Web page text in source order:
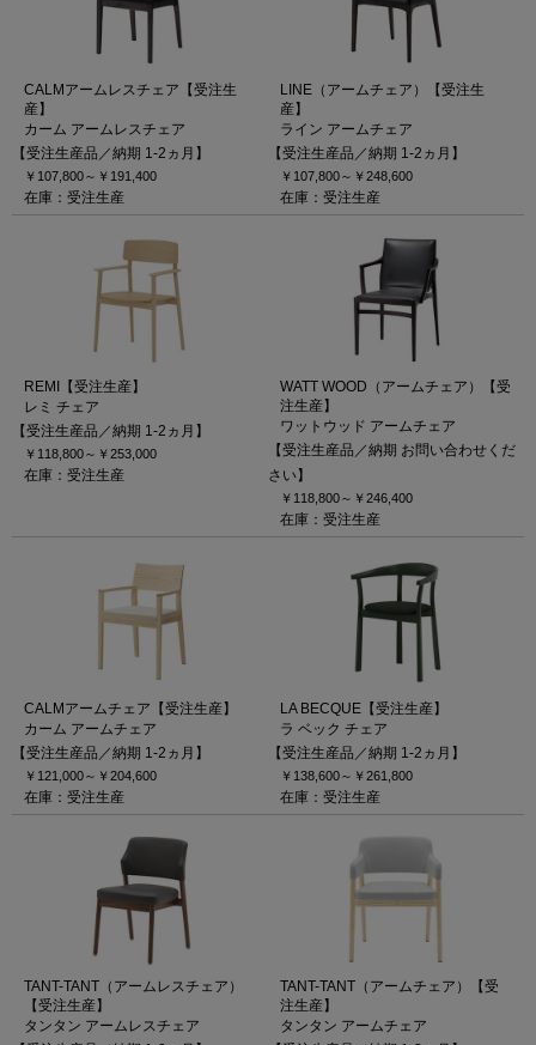
CALMアームレスチェア【受注生
産】
カーム アームレスチェア
【受注生産品／納期 1-2ヵ月】
￥107,800～ ￥191,400
在庫：受注生産
LINE（アームチェア）【受注生
産】
ライン アームチェア
【受注生産品／納期 1-2ヵ月】
￥107,800～ ￥248,600
在庫：受注生産
REMI【受注生産】
レミ チェア
【受注生産品／納期 1-2ヵ月】
￥118,800～ ￥253,000
在庫：受注生産
WATT WOOD（アームチェア）【受
注生産】
ワットウッド アームチェア
【受注生産品／納期 お問い合わせくだ
さい】
￥118,800～ ￥246,400
在庫：受注生産
CALMアームチェア【受注生産】
カーム アームチェア
【受注生産品／納期 1-2ヵ月】
￥121,000～ ￥204,600
在庫：受注生産
LA BECQUE【受注生産】
ラ ベック チェア
【受注生産品／納期 1-2ヵ月】
￥138,600～ ￥261,800
在庫：受注生産
TANT-TANT（アームレスチェア）
【受注生産】
タンタン アームレスチェア
TANT-TANT（アームチェア）【受
注生産】
タンタン アームチェア